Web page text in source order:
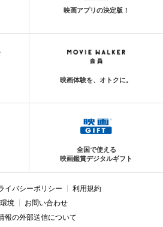
映画アプリの決定版！
映画体験を、オトクに。
全国で使える
映画鑑賞デジタルギフト
イバシーポリシー
利用規約
境
お問い合わせ
報の外部送信について